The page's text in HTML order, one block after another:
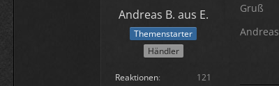
Andreas B. aus E.
Themenstarter
Händler
Reaktionen
121
Gruß
Andreas